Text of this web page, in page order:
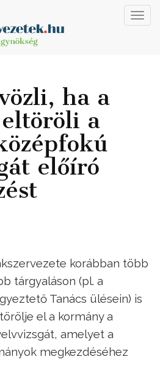
ha a
a
előíró
korábban több
tárgyaláson (pl. a
Tanács ülésein) is
el a kormány a
amelyet a
megkezdéséhez